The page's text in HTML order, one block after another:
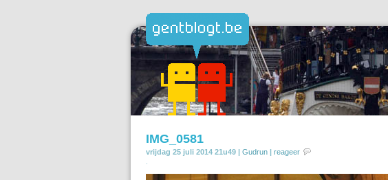
IMG_0581
vrijdag 25 juli 2014 21u49 | Gudrun | reageer